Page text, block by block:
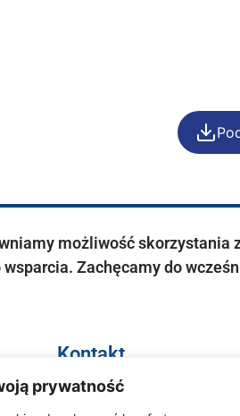
prywatność
możliwość skorzystania
Zachęcamy do
Kontakt
skontaktuj się z NAMI: